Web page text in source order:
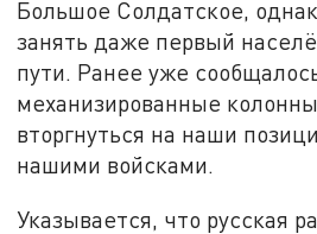
Большое Солдатское,
занять даже первый
пути. Ранее уже
механизированные
вторгнуться на наши
нашими войсками.
Указывается, что русская